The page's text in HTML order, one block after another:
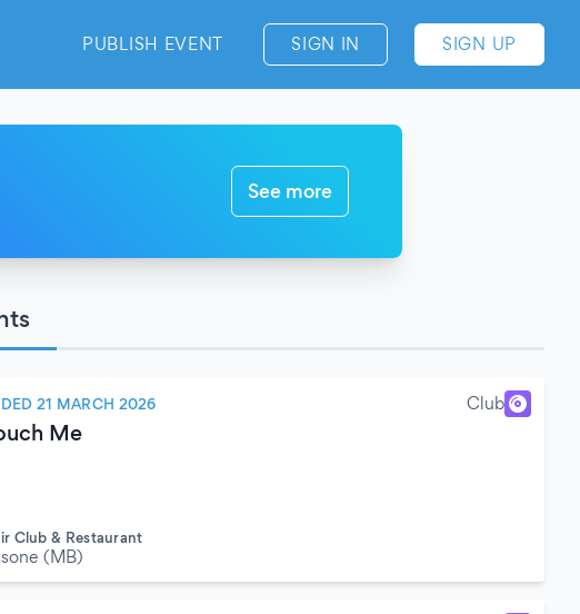
PUBLISH EVENT SIGN IN SIGN UP
See more
21 MARCH 2026 Club
Me
Club & Restaurant
(MB)